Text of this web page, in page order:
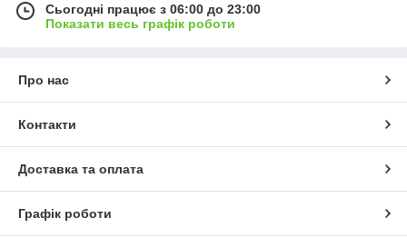
Сьогодні працює з 06:00 до 23:00
Показати весь графік роботи
Про нас
Контакти
Доставка та оплата
Графік роботи